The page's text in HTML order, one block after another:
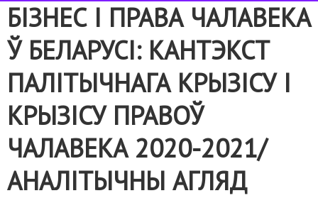
БІЗНЕС І ПРАВА ЧАЛАВЕКА
Ў БЕЛАРУСІ: КАНТЭКСТ
ПАЛІТЫЧНАГА КРЫЗІСУ І
КРЫЗІСУ ПРАВОЎ
ЧАЛАВЕКА 2020-2021/
АНАЛІТЫЧНЫ АГЛЯД